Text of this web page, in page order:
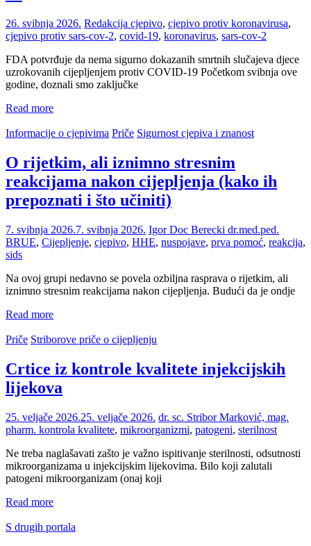
26. svibnja 2026. Redakcija cjepivo, cjepivo protiv koronavirusa,
cjepivo protiv sars-cov-2, covid-19, koronavirus, sars-cov-2
FDA potvrđuje da nema sigurno dokazanih smrtnih slučajeva djece
uzrokovanih cijepljenjem protiv COVID-19 Početkom svibnja ove
godine, doznali smo zaključke
Read more
Informacije o cjepivima Priče Sigurnost cjepiva i znanost
O rijetkim, ali iznimno stresnim
reakcijama nakon cijepljenja (kako ih
prepoznati i što učiniti)
7. svibnja 2026.7. svibnja 2026. Igor Doc Berecki dr.med.ped.
BRUE, Cijepljenje, cjepivo, HHE, nuspojave, prva pomoć, reakcija,
sids
Na ovoj grupi nedavno se povela ozbiljna rasprava o rijetkim, ali
iznimno stresnim reakcijama nakon cijepljenja. Budući da je ondje
Read more
Priče Striborove priče o cijepljenju
Crtice iz kontrole kvalitete injekcijskih
lijekova
25. veljače 2026.25. veljače 2026. dr. sc. Stribor Marković, mag.
pharm. kontrola kvalitete, mikroorganizmi, patogeni, sterilnost
Ne treba naglašavati zašto je važno ispitivanje sterilnosti, odsutnosti
mikroorganizama u injekcijskim lijekovima. Bilo koji zalutali
patogeni mikroorganizam (onaj koji
Read more
S drugih portala